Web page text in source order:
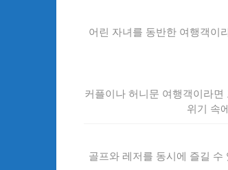
어린 자녀를 동반한 여행객이
커플이나 허니문 여행객이라
위기 속
골프와 레저를 동시에 즐길